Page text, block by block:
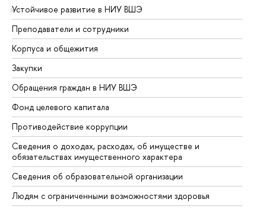
ЯУстойчивое развитие в НИУ ВШЭ
Преподаватели и сотрудники
Корпуса и общежития
Закупки
Обращения граждан в НИУ ВШЭ
Фонд целевого капитала
Противодействие коррупции
Сведения о доходах, расходах, об имуществе и
обязательствах имущественного характера
Сведения об образовательной организации
Людям с ограниченными возможностями здоровья